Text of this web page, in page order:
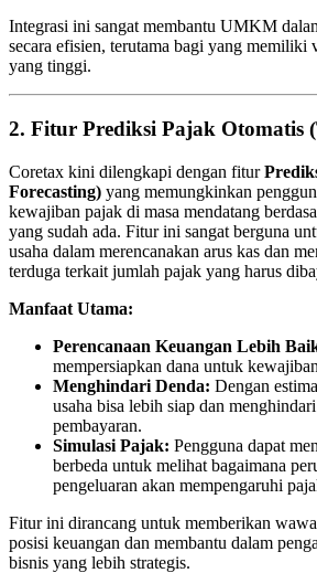
Integrasi ini sangat membantu UMKM
secara efisien, terutama bagi yang memiliki
yang tinggi.
2. Fitur Prediksi Pajak Otomatis
Coretax kini dilengkapi dengan fitur
Forecasting) yang memungkinkan
kewajiban pajak di masa mendatang
yang sudah ada. Fitur ini sangat berguna
usaha dalam merencanakan arus kas dan
terduga terkait jumlah pajak yang harus
Manfaat Utama:
Perencanaan Keuangan Lebih
mempersiapkan dana untuk
Menghindari Denda: Dengan
usaha bisa lebih siap dan
pembayaran.
Simulasi Pajak: Pengguna dapat
berbeda untuk melihat bagaimana
pengeluaran akan mempengaruhi
Fitur ini dirancang untuk memberikan
posisi keuangan dan membantu dalam
bisnis yang lebih strategis.